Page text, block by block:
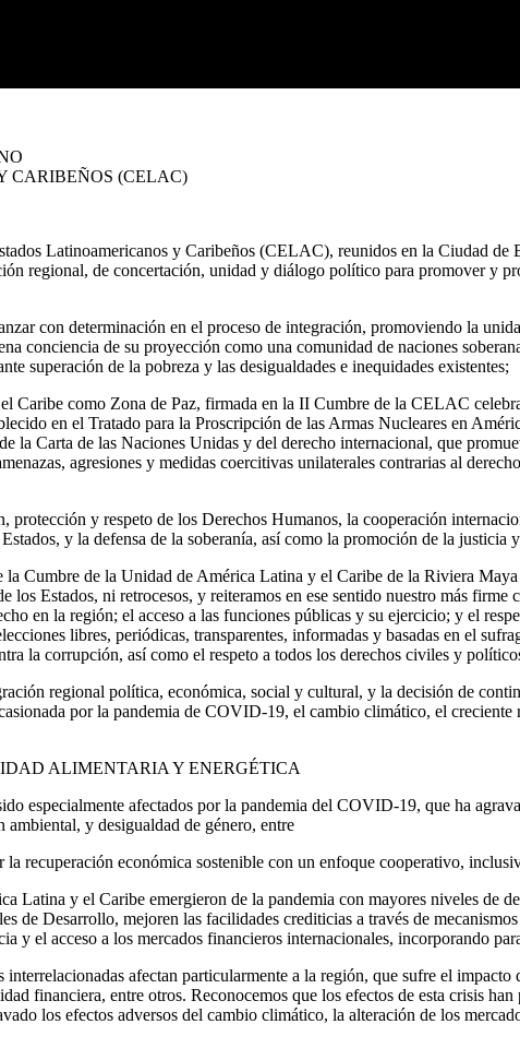
CARIBEÑOS (CELAC)
Latinoamericanos y Caribeños (CELAC), reunidos en la Ciudad de
regional, de concertación, unidad y diálogo político para promover y
con determinación en el proceso de integración, promoviendo la
conciencia de su proyección como una comunidad de naciones
superación de la pobreza y las desigualdades e inequidades existentes;
Caribe como Zona de Paz, firmada en la II Cumbre de la CELAC
en el Tratado para la Proscripción de las Armas Nucleares en
la Carta de las Naciones Unidas y del derecho internacional, que
agresiones y medidas coercitivas unilaterales contrarias al
y respeto de los Derechos Humanos, la cooperación
y la defensa de la soberanía, así como la promoción de la justicia
Cumbre de la Unidad de América Latina y el Caribe de la Riviera
Estados, ni retrocesos, y reiteramos en ese sentido nuestro más
en la región; el acceso a las funciones públicas y su ejercicio; y el
libres, periódicas, transparentes, informadas y basadas en el
la corrupción, así como el respeto a todos los derechos civiles y
regional política, económica, social y cultural, y la decisión de
por la pandemia de COVID-19, el cambio climático, el creciente
ALIMENTARIA Y ENERGÉTICA
especialmente afectados por la pandemia del COVID-19, que ha
y desigualdad de género, entre
recuperación económica sostenible con un enfoque cooperativo,
Latina y el Caribe emergieron de la pandemia con mayores niveles de
de Desarrollo, mejoren las facilidades crediticias a través de
y el acceso a los mercados financieros internacionales, incorporando
afectan particularmente a la región, que sufre el
financiera, entre otros. Reconocemos que los efectos de esta crisis
los efectos adversos del cambio climático, la alteración de los